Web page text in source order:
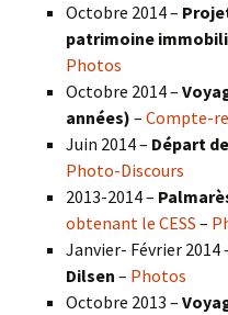
Octobre 2014 –
patrimoine
Photos
Octobre 2014 –
années) – Compte-
Juin 2014 – Départ
Photo-Discours
2013-2014 –
obtenant le CESS –
Janvier- Février 2014
Dilsen – Photos
Octobre 2013 –